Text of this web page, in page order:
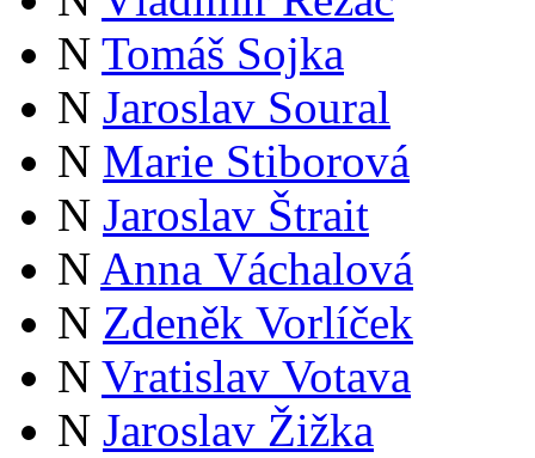
N Tomáš Sojka
N Jaroslav Soural
N Marie Stiborová
N Jaroslav Štrait
N Anna Váchalová
N Zdeněk Vorlíček
N Vratislav Votava
N Jaroslav Žižka